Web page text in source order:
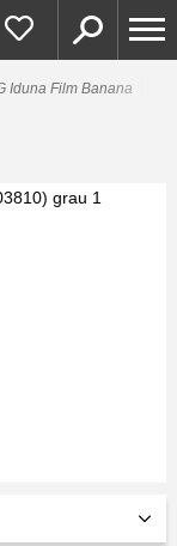
Iduna Film Banana